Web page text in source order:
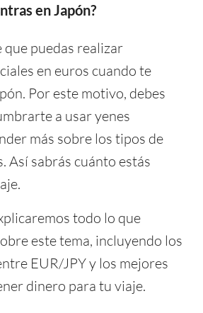
en Japón?
que puedas realizar
en euros cuando te
Por este motivo, debes
a usar yenes
más sobre los tipos de
Así sabrás cuánto estás
todo lo que
este tema, incluyendo los
EUR/JPY y los mejores
dinero para tu viaje.